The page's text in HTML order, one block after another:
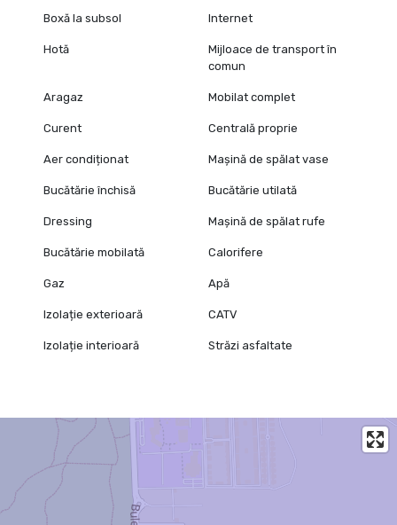
Boxă la subsol Internet
Hotă
Mijloace de transport în
comun
Aragaz Mobilat complet
Curent Centrală proprie
Aer condiționat Mașină de spălat vase
Bucătărie închisă Bucătărie utilată
Dressing Mașină de spălat rufe
Bucătărie mobilată Calorifere
Gaz Apă
Izolație exterioară CATV
Izolație interioară Străzi asfaltate